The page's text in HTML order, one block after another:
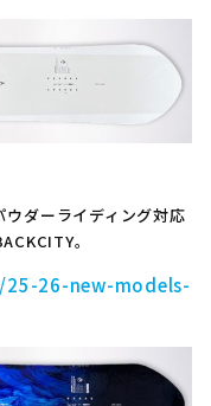
ダーライディング対応
。
26-new-models-